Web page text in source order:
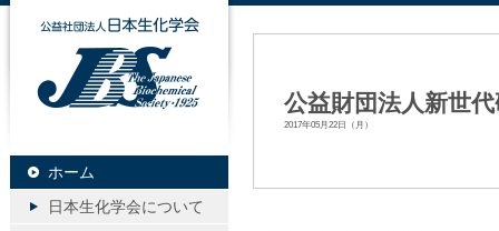
公益財団法人新世
2017年05月22日（月）
公益社団法人日本生化学会
ホーム
日本生化学会について